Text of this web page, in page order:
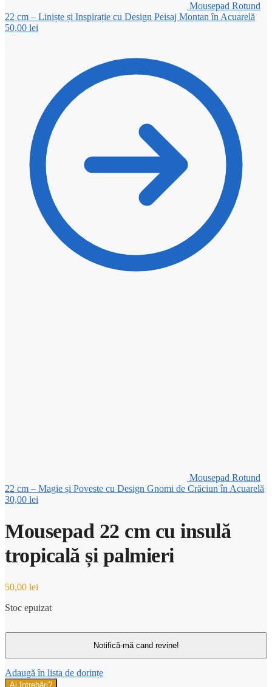
Mousepad Rotund
22 cm – Liniște și Inspirație cu Design Peisaj Montan în Acuarelă
50,00 lei
Mousepad Rotund
22 cm – Magie și Poveste cu Design Gnomi de Crăciun în Acuarelă
30,00 lei
Mousepad 22 cm cu insulă
tropicală și palmieri
50,00 lei
Stoc epuizat
Adaugă în lista de dorințe
Ai întrebări?